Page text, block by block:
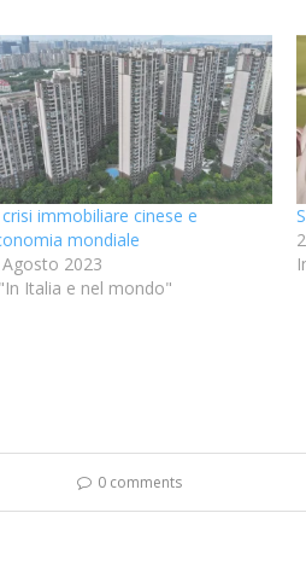
immobiliare cinese e
mondiale
2023
Italia e nel mondo"
0 comments